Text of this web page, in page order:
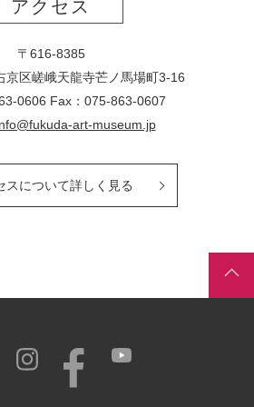
アクセス
〒616-8385
京区嵯峨天龍寺芒ノ馬場町3-16
0606 Fax：075-863-0607
art-museum.jp
スについて詳しく見る